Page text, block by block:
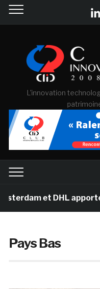
L'innovation
et DHL apportent l’art
Pays Bas